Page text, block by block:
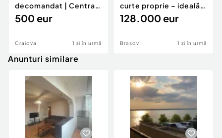
decomandat | Centrală
proprie | 60 mp |
500 eur
Craiova 1 zi în urmă
curte proprie – ideală
pentru renovar
128.000 eur
Brasov 1 zi în urmă
Anunturi similare